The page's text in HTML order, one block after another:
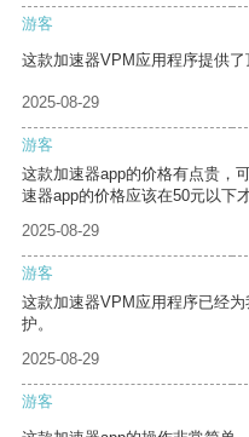
游客
这款加速器VPM应用程序提供了
2025-08-29
游客
这款加速器app的价格有点贵，
速器app的价格应该在50元以下
2025-08-29
游客
这款加速器VPM应用程序已经
护。
2025-08-29
游客